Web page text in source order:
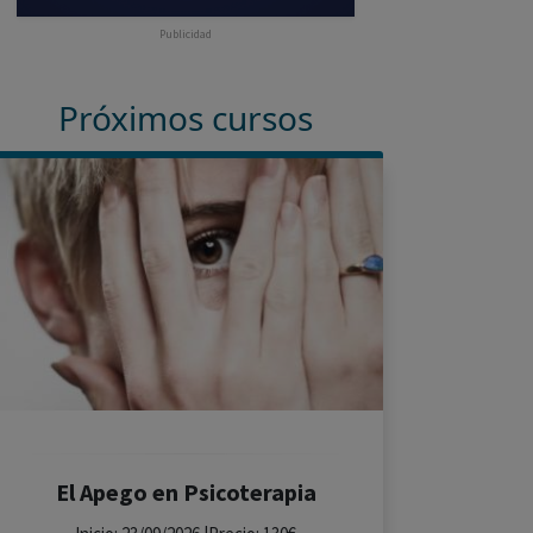
Publicidad
Próximos cursos
El Apego en Psicoterapia